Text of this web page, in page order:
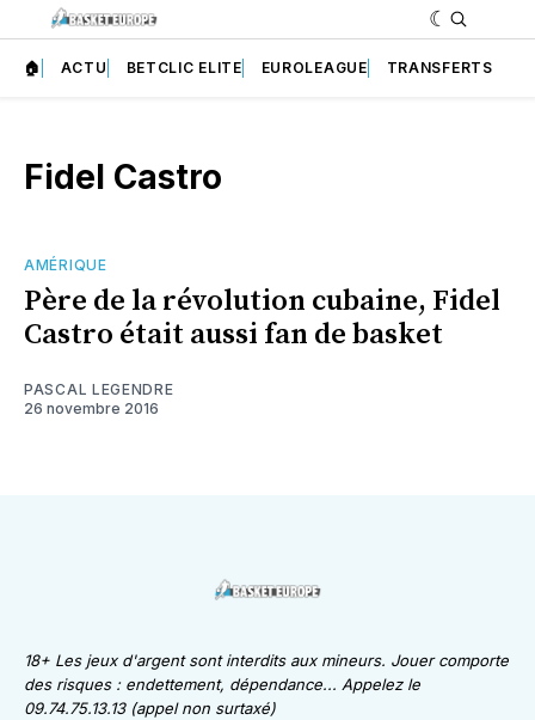
🏠 ACTU BETCLIC ELITE EUROLEAGUE TRANSFERTS
Fidel Castro
AMÉRIQUE
Père de la révolution cubaine, Fidel
Castro était aussi fan de basket
PASCAL LEGENDRE
26 novembre 2016
18+ Les jeux d'argent sont interdits aux mineurs. Jouer comporte
des risques : endettement, dépendance... Appelez le
09.74.75.13.13 (appel non surtaxé)